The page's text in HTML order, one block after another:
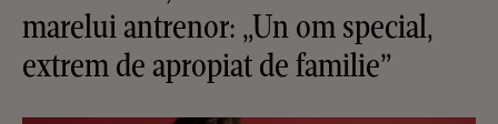
marelui antrenor: „Un om special,
extrem de apropiat de familie”